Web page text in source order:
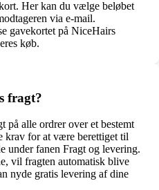
Her kan du vælge beløbet
via e-mail.
gavekortet på NiceHairs
køb.
fragt?
på alle ordrer over et bestemt
krav for at være berettiget til
under fanen Fragt og levering.
vil fragten automatisk blive
nyde gratis levering af dine